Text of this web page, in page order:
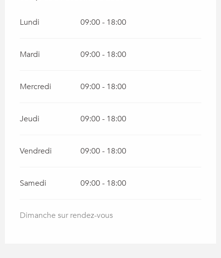
Lundi 09:00 - 18:00
Mardi 09:00 - 18:00
Mercredi 09:00 - 18:00
Jeudi 09:00 - 18:00
Vendredi 09:00 - 18:00
Samedi 09:00 - 18:00
Dimanche sur rendez-vous